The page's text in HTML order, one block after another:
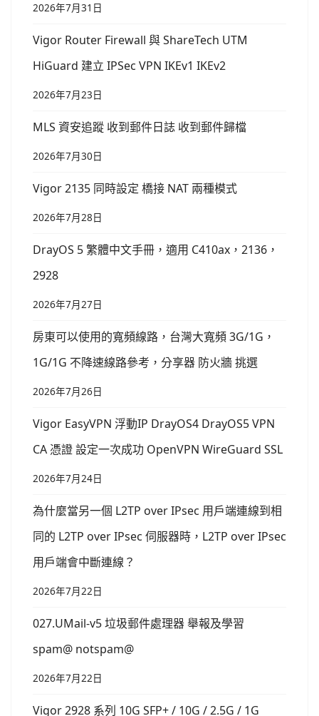
2026年7月31日
Vigor Router Firewall 與 ShareTech UTM
HiGuard 建立 IPSec VPN IKEv1 IKEv2
2026年7月23日
MLS 資安追蹤 收到郵件日誌 收到郵件歸檔
2026年7月30日
Vigor 2135 同時設定 橋接 NAT 兩種模式
2026年7月28日
DrayOS 5 繁體中文手冊，適用 C410ax，2136，
2928
2026年7月27日
房東可以使用的寬頻線路，台灣大寬頻 3G/1G，
1G/1G 不降速線路參考，分享器 防火牆 挑選
2026年7月26日
Vigor EasyVPN 浮動IP DrayOS4 DrayOS5 VPN
CA 憑證 設定一次成功 OpenVPN WireGuard SSL
2026年7月24日
為什麼當另一個 L2TP over IPsec 用戶端連線到相
同的 L2TP over IPsec 伺服器時，L2TP over IPsec
用戶端會中斷連線？
2026年7月22日
027.UMail-v5 垃圾郵件處理器 舉報及學習
spam@ notspam@
2026年7月22日
Vigor 2928 系列 10G SFP+ / 10G / 2.5G / 1G